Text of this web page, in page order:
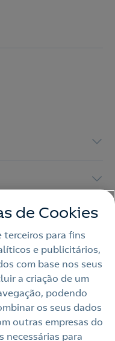
de Cookies
terceiros para fins
e publicitários,
com base nos seus
a criação de um
podendo
os seus dados
outras empresas do
necessárias para